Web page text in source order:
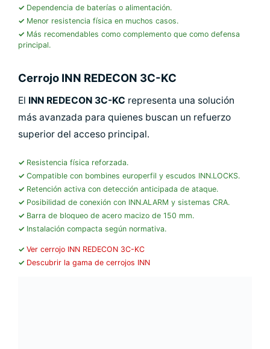
Dependencia de baterías o alimentación.
Menor resistencia física en muchos casos.
Más recomendables como complemento que como defensa
principal.
Cerrojo INN REDECON 3C-KC
El INN REDECON 3C-KC representa una solución
más avanzada para quienes buscan un refuerzo
superior del acceso principal.
Resistencia física reforzada.
Compatible con bombines europerfil y escudos INN.LOCKS.
Retención activa con detección anticipada de ataque.
Posibilidad de conexión con INN.ALARM y sistemas CRA.
Barra de bloqueo de acero macizo de 150 mm.
Instalación compacta según normativa.
Ver cerrojo INN REDECON 3C-KC
Descubrir la gama de cerrojos INN